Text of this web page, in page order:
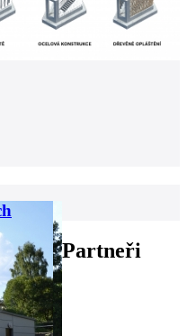
Partneři